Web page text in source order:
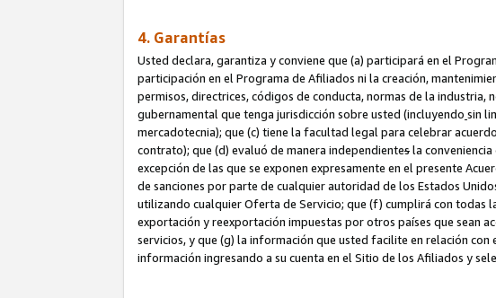
4. Garantías
Usted declara, garantiza y conviene que (a) participará en el
participación en el Programa de Afiliados ni la creación,
permisos, directrices, códigos de conducta, normas de la
gubernamental que tenga jurisdicción sobre usted (incluyendo sin
mercadotecnia); que (c) tiene la facultad legal para celebrar
contrato); que (d) evaluó de manera independientesla
excepción de las que se exponen expresamente en el presente
de sanciones por parte de cualquier autoridad de los Estados
utilizando cualquier Oferta de Servicio; que (f) cumplirá con todas
exportación y reexportación impuestas por otros países que sean
servicios, y que (g) la información que usted facilite en relación
información ingresando a su cuenta en el Sitio de los Afiliados y